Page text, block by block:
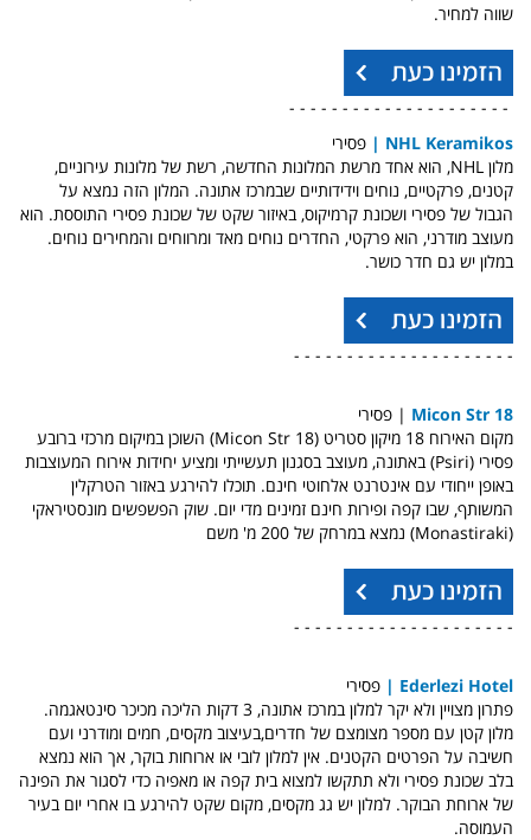
שווה למחיר.
- - - - - - - - - - - - - - - - - - - - -
NHL Keramikos |
פסירי
מלון NHL, הוא אחד מרשת המלונות החדשה, רשת של מלונות עירוניים,
קטנים, פרקטיים, נוחים וידידותיים שבמרכז אתונה. המלון הזה נמצא על
הגבול של פסירי ושכונת קרמיקוס, באיזור שקט של שכונת פסירי התוססת. הוא
מעוצב מודרני, הוא פרקטי, החדרים נוחים מאד ומרווחים והמחירים נוחים.
במלון יש גם חדר כושר.
- - - - - - - - - - - - - - - - - - - - -
18 Micon Str
| פסירי
מקום האירוח 18 מיקון סטריט (18 Micon Str) השוכן במיקום מרכזי ברובע
פסירי (Psiri) באתונה, מעוצב בסגנון תעשייתי ומציע יחידות אירוח המעוצבות
באופן ייחודי עם אינטרנט אלחוטי חינם. תוכלו להירגע באזור הטרקלין
המשותף, שבו קפה ופירות חינם זמינים מדי יום. שוק הפשפשים מונסטיראקי
(Monastiraki) נמצא במרחק של 200 מ' משם
- - - - - - - - - - - - - - - - - - - - -
Ederlezi Hotel
| פסירי
פתרון מצויין ולא יקר למלון במרכז אתונה, 3 דקות הליכה מכיכר סינטאגמה.
מלון קטן עם מספר מצומצם של חדרים,בעיצוב מקסים, חמים ומודרני ועם
חשיבה על הפרטים הקטנים. אין למלון לובי או ארוחות בוקר, אך הוא נמצא
בלב שכונת פסירי ולא תתקשו למצוא בית קפה או מאפיה כדי לסגור את הפינה
של ארוחת הבוקר. למלון יש גג מקסים, מקום שקט להירגע בו אחרי יום בעיר
העמוסה.